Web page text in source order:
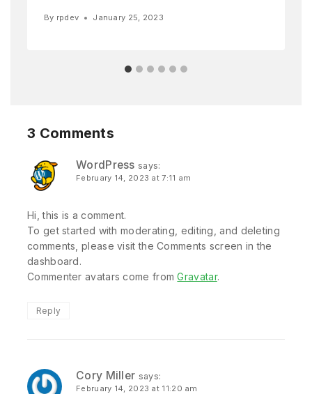
By rpdev January 25, 2023
3 Comments
WordPress says:
February 14, 2023 at 7:11 am
Hi, this is a comment.
To get started with moderating, editing, and deleting
comments, please visit the Comments screen in the
dashboard.
Commenter avatars come fromGravatar.
Reply
Cory Miller says:
February 14, 2023 at 11:20 am